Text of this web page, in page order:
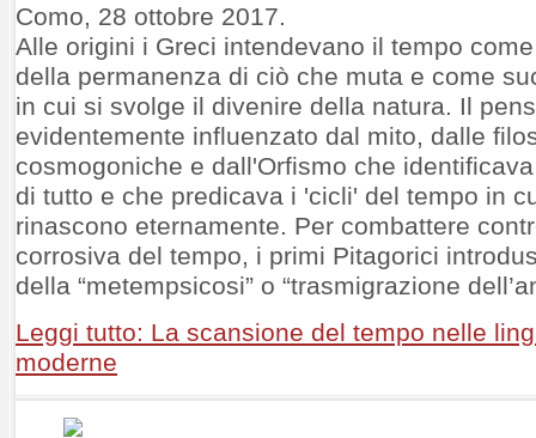
Como, 28 ottobre 2017.
Alle origini i Greci intendevano il tempo
della permanenza di ciò che muta e come
in cui si svolge il divenire della natura. Il
evidentemente influenzato dal mito, dalle
cosmogoniche e dall'Orfismo che
di tutto e che predicava i 'cicli' del tempo in
rinascono eternamente. Per combattere
corrosiva del tempo, i primi Pitagorici
della “metempsicosi” o “trasmigrazione
Leggi tutto: La scansione del tempo nelle
moderne